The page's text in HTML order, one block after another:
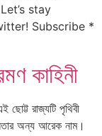
stay
Subscribe *
কাহিনী
রাজ্যটি পৃথিবী
অন্য আরেক নাম।